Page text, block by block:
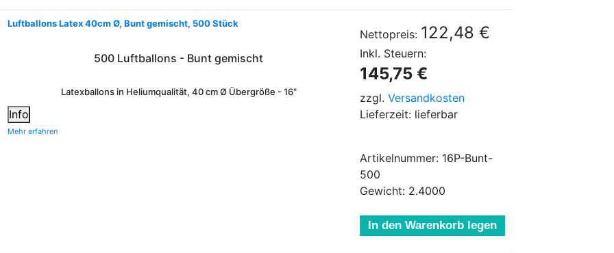
Luftballons Latex 40cm Ø, Bunt gemischt, 500 Stück
500 Luftballons - Bunt gemischt
Latexballons in Heliumqualität, 40 cm Ø Übergröße - 16"
Info
Mehr erfahren
Nettopreis: 122,48 €
Inkl. Steuern:
145,75 €
zzgl. Versandkosten
Lieferzeit: lieferbar
Artikelnummer: 16P-Bunt-
500
Gewicht: 2.4000
In den Warenkorb legen